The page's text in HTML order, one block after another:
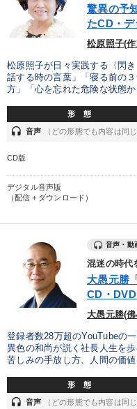
驚異の予
たCD・デ
松原照子(
松原照子が日々実践する〈閃
話する時の言葉」「寝る前の
方」「心を忘れた危険な状態
形 態
headset 音声 （どの形態でも内容は同じ
CD版
デジタル音声版
（配信＋ダウンロード）
音声・動
混迷の時代
大愚元勝
CD・
大愚元勝(
登録者数28万超のYouTubeの
異色の和尚が説く社長人生を
苦しみの手放し方、人間の価値
形 態
headset 音声 （どの形態でも内容は同じ